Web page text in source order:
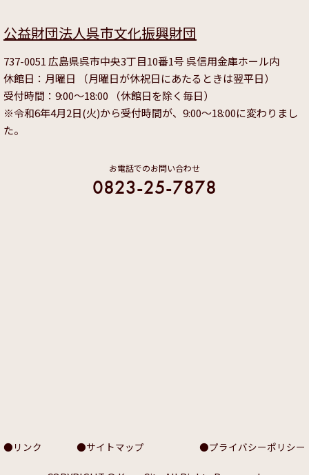
公益財団法人呉市文化振興財団
737-0051 広島県呉市中央3丁目10番1号 呉信用金庫ホール内
休館日：月曜日 （月曜日が休祝日にあたるときは翌平日）
受付時間：9:00～18:00 （休館日を除く毎日）
※令和6年4月2日(火)から受付時間が、9:00～18:00に変わりまし
た。
お電話でのお問い合わせ
0823-25-7878
リンク サイトマップ プライバシーポリシー